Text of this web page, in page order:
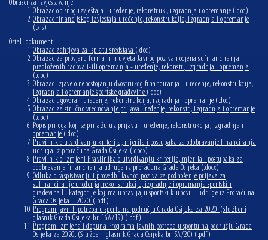
Obrasci za izvještavanje:
Obrazac opisnog izvještaja - uređenje, rekonstruk., izgradnja i opremanje (.doc)
Obrazac financijskog izvještaja uređenje, rekonstrukcija, izgradnja i opremanje
(.xls)
Ostali dokumenti:
Obrazac zahtjeva za isplatu sredstava (.doc)
Obrazac za provjeru formalnih uvjeta Javnog poziva i ocjena sufinanciranja
predloženih radova i-ili opremanja - uređenje, rekonstr., izgradnja i opremanja
(.doc)
Obrazac Izjave o nepostojanju dvostrukog financiranja - uređenje, rekonstrukcija,
izgradnja i opremanje sportske građevine (.doc)
Obrazac ugovora - uređenje, rekonstrukcija, izgradnja i opremanje (.doc)
Obrazac za stručno vrednovanje prijava uređenje, rekonstr., izgradnja i opremanje
(.doc)
Popis priloga koji se prilažu uz prijavu - uređenje, rekonstrukcija, izgradnja i
opremanje (.doc)
Pravilnik o utvrđivanju kriterija, mjerila i postupaka za odobravanje financiranja
udruga iz proračuna Grada Osijeka (.docx)
Pravilnik o izmjeni Pravilnika o utvrđivanju kriterija, mjerila i postupaka za
odobravanje financiranja udruga iz proračuna Grada Osijeka (.docx)
Odluka o raspisivanju i provedbi Javnog poziva za podnošenje prijava za
sufinanciranje uređenja, rekonstrukcije, izgradnje i opremanja sportskih
građevina II. kategorije kojima upravljaju sportski klubovi – udruge iz Proračuna
Grada Osijeka u 2020. (.pdf)
Program javnih potreba u sportu na području Grada Osijeka za 2020. (Službeni
glasnik Grada Osijeka br. 16A/19) (.pdf)
Program izmjena i dopuna Programa javnih potreba u sportu na području Grada
Osijeka za 2020. (Službeni glasnik Grada Osijeka br. 5A/20) (.pdf)